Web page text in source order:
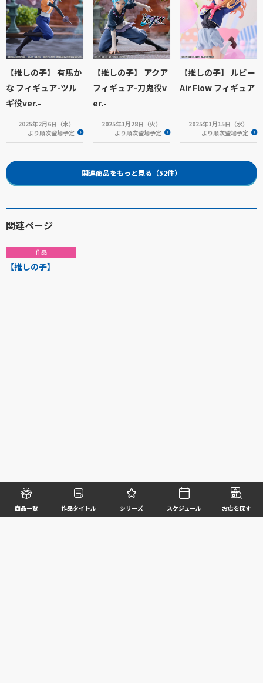
商品一覧 作品タイトル シリーズ スケジュール お店を探す
【推しの子】 有馬か
な フィギュア-ツル
ギ役ver.-
2025年2月6日（木）
より順次登場予定
【推しの子】 アクア
フィギュア-刀鬼役v
er.-
2025年1月28日（火）
より順次登場予定
【推しの子】 ルビー
Air Flow フィギュア
2025年1月15日（水）
より順次登場予定
関連商品をもっと見る（52件）
関連ページ
作品
【推しの子】